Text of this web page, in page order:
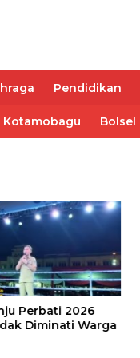
Pendidikan
Kotamobagu Bolsel
Perbati 2026
Diminati Warga